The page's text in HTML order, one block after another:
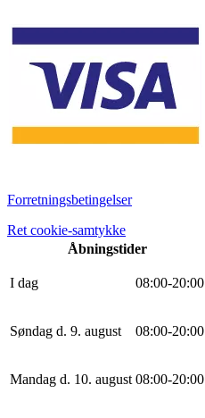
Forretningsbetingelser
Ret cookie-samtykke
Åbningstider
I dag 08:00-20:00
Søndag d. 9. august 08:00-20:00
Mandag d. 10. august 08:00-20:00